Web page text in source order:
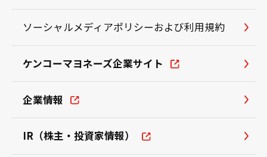
ソーシャルメディアポリシーおよび利用規約
ケンコーマヨネーズ企業サイト
企業情報
IR（株主・投資家情報）